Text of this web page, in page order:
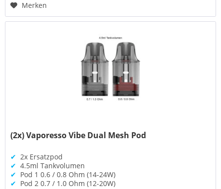
Merken
(2x) Vaporesso Vibe Dual Mesh Pod
✔ 2x Ersatzpod
✔ 4.5ml Tankvolumen
✔ Pod 1 0.6 / 0.8 Ohm (14-24W)
✔ Pod 2 0.7 / 1.0 Ohm (12-20W)